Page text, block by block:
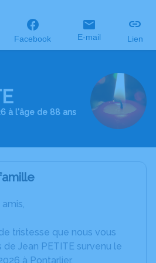
Facebook E-mail Lien
à l'âge de 88 ans
tristesse que nous vous
Jean PETITE survenu le
à Pontarlier.